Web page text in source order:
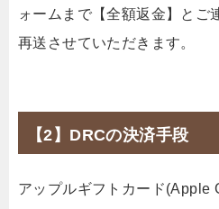
ォームまで【全額返金】とご
再送させていただきます。
【2】DRCの決済手段
アップルギフトカード(Apple